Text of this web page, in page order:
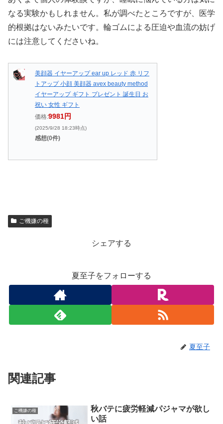
なる実験かもしれません。私が調べたところですが、医学
的根拠はないみたいです。輪ゴムによる圧迫や血流の妨げ
には注意してくださいね。
美顔器 イヤーアップ ear up レッド 赤 リフ
トアップ 小顔 美顔器 avex beauty method
イヤーアップ ギフト プレゼント 誕生日 お
祝い 女性 ギフト
価格:9981円
(2025/9/28 18:23時点)
感想(0件)
ご機嫌の種
シェアする
夏至子をフォローする
夏至子
関連記事
ご機嫌の種
秋バテに疲労軽減パジャマが欲し
い話